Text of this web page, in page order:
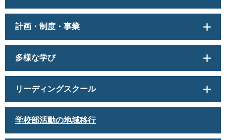
計画・制度・事業
多様な学び
リーディングスクール
学校部活動の地域移行